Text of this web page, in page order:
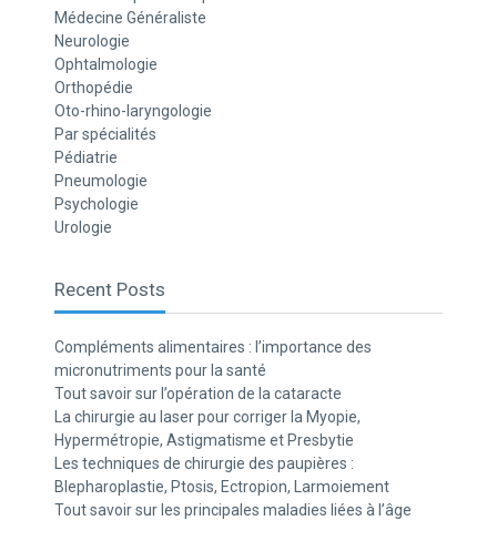
Médecine Généraliste
Neurologie
Ophtalmologie
Orthopédie
Oto-rhino-laryngologie
Par spécialités
Pédiatrie
Pneumologie
Psychologie
Urologie
Recent Posts
Compléments alimentaires : l’importance des
micronutriments pour la santé
Tout savoir sur l’opération de la cataracte
La chirurgie au laser pour corriger la Myopie,
Hypermétropie, Astigmatisme et Presbytie
Les techniques de chirurgie des paupières :
Blepharoplastie, Ptosis, Ectropion, Larmoiement
Tout savoir sur les principales maladies liées à l’âge